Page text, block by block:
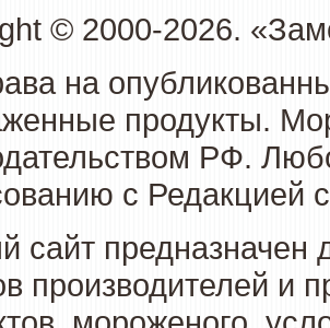
© 2000-2026.
на
продукты.
РФ.
с Редакцией
сайт предназначен
производителей и